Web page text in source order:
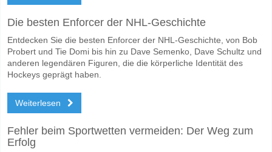
Die besten Enforcer der NHL-Geschichte
Entdecken Sie die besten Enforcer der NHL-Geschichte, von Bob
Probert und Tie Domi bis hin zu Dave Semenko, Dave Schultz und
anderen legendären Figuren, die die körperliche Identität des
Hockeys geprägt haben.
Weiterlesen
Fehler beim Sportwetten vermeiden: Der Weg zum
Erfolg